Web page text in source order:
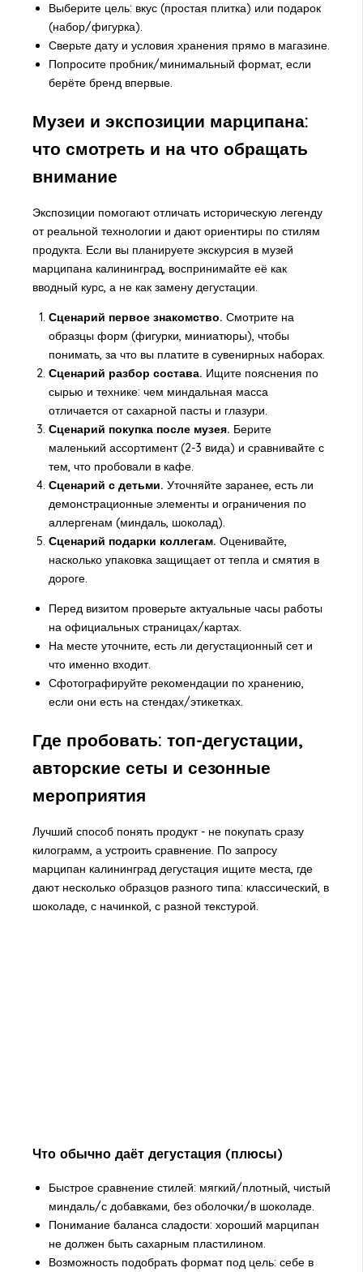
Выберите цель: вкус (простая плитка) или подарок
(набор/фигурка).
Сверьте дату и условия хранения прямо в магазине.
Попросите пробник/минимальный формат, если
берёте бренд впервые.
Музеи и экспозиции марципана:
что смотреть и на что обращать
внимание
Экспозиции помогают отличать историческую легенду
от реальной технологии и дают ориентиры по стилям
продукта. Если вы планируете экскурсия в музей
марципана калининград, воспринимайте её как
вводный курс, а не как замену дегустации.
Сценарий первое знакомство. Смотрите на
образцы форм (фигурки, миниатюры), чтобы
понимать, за что вы платите в сувенирных наборах.
Сценарий разбор состава. Ищите пояснения по
сырью и технике: чем миндальная масса
отличается от сахарной пасты и глазури.
Сценарий покупка после музея. Берите
маленький ассортимент (2-3 вида) и сравнивайте с
тем, что пробовали в кафе.
Сценарий с детьми. Уточняйте заранее, есть ли
демонстрационные элементы и ограничения по
аллергенам (миндаль, шоколад).
Сценарий подарки коллегам. Оценивайте,
насколько упаковка защищает от тепла и смятия в
дороге.
Перед визитом проверьте актуальные часы работы
на официальных страницах/картах.
На месте уточните, есть ли дегустационный сет и
что именно входит.
Сфотографируйте рекомендации по хранению,
если они есть на стендах/этикетках.
Где пробовать: топ-дегустации,
авторские сеты и сезонные
мероприятия
Лучший способ понять продукт - не покупать сразу
килограмм, а устроить сравнение. По запросу
марципан калининград дегустация ищите места, где
дают несколько образцов разного типа: классический, в
шоколаде, с начинкой, с разной текстурой.
Что обычно даёт дегустация (плюсы)
Быстрое сравнение стилей: мягкий/плотный, чистый
миндаль/с добавками, без оболочки/в шоколаде.
Понимание баланса сладости: хороший марципан
не должен быть сахарным пластилином.
Возможность подобрать формат под цель: себе в